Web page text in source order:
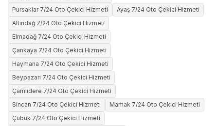
Pursaklar 7/24 Oto Çekici Hizmeti
Ayaş 7/24 Oto Çekici Hizmeti
Altındağ 7/24 Oto Çekici Hizmeti
Elmadağ 7/24 Oto Çekici Hizmeti
Çankaya 7/24 Oto Çekici Hizmeti
Haymana 7/24 Oto Çekici Hizmeti
Beypazarı 7/24 Oto Çekici Hizmeti
Çamlıdere 7/24 Oto Çekici Hizmeti
Sincan 7/24 Oto Çekici Hizmeti
Mamak 7/24 Oto Çekici Hizmeti
Çubuk 7/24 Oto Çekici Hizmeti